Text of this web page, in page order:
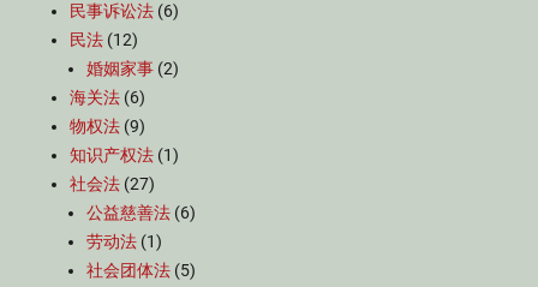
民事诉讼法 (6)
民法 (12)
婚姻家事 (2)
海关法 (6)
物权法 (9)
知识产权法 (1)
社会法 (27)
公益慈善法 (6)
劳动法 (1)
社会团体法 (5)